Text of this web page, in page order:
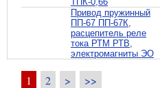
Привод пружинный
ПП-67 ПП-67К,
расцепитель реле
тока РТМ РТВ,
электромагниты ЭО
1 2 > >>